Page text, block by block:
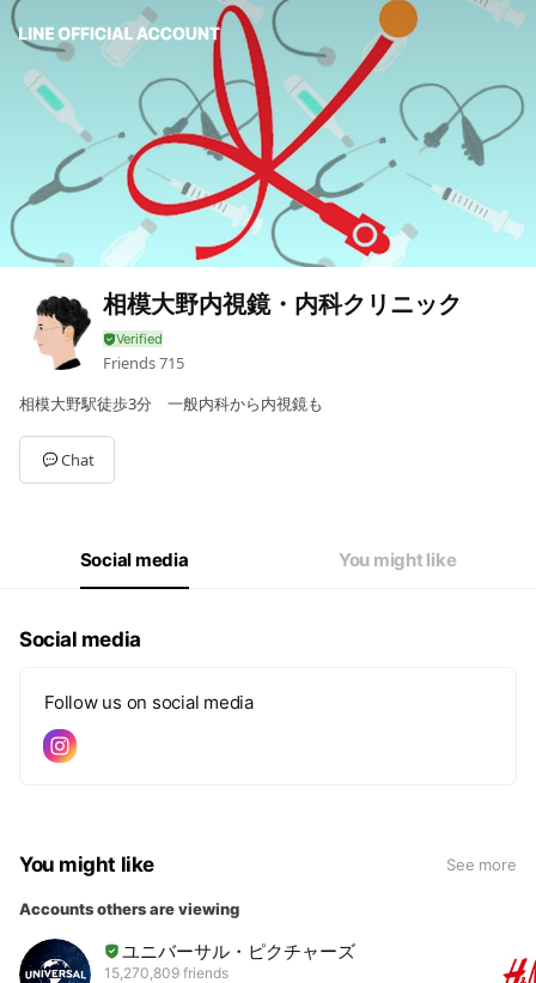
相模大野内視鏡・内科クリニック
Friends715
相模大野駅徒歩3分 一般内科から内視鏡も
Chat
Social media You might like
Social media
Follow us on social media
You might like See more
Accounts others are viewing
ユニバーサル・ピクチャーズ
15,270,809 friends